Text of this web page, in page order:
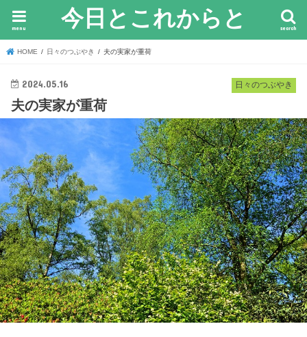
今日とこれからと search
menu
HOME 日々のつぶやき 夫の実家が重荷
日々のつぶやき
2024.05.16
夫の実家が重荷